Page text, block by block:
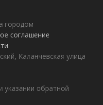
городом
соглашение
Каланчевская улица
указании обратной